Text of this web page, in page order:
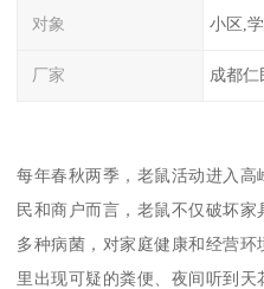
对象 小区,
厂家 成都仁
每年春秋两季，老鼠活动进入
民和商户而言，老鼠不仅破坏
多种病菌，对家庭健康和经营
里出现可疑的粪便、夜间听到